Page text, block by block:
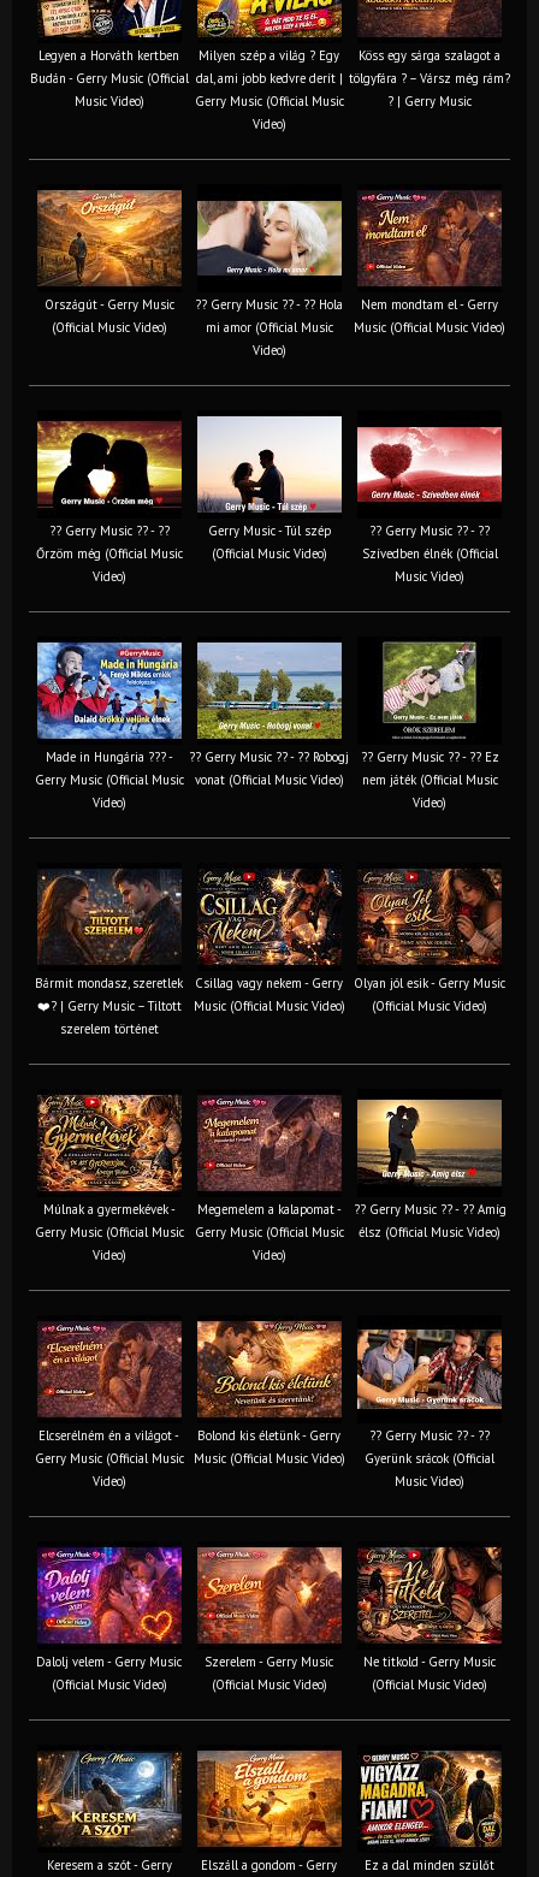
Legyen a Horváth kertben
Budán - Gerry Music (Official
Music Video)
Milyen szép a világ ? Egy
dal, ami jobb kedvre derít |
Gerry Music (Official Music
Video)
Köss egy sárga szalagot a
tölgyfára ?️ – Vársz még rám?
? | Gerry Music
Országút - Gerry Music
(Official Music Video)
?? Gerry Music ?? - ?? Hola
mi amor (Official Music
Video)
Nem mondtam el - Gerry
Music (Official Music Video)
?? Gerry Music ?? - ??
Őrzöm még (Official Music
Video)
Gerry Music - Túl szép
(Official Music Video)
?? Gerry Music ?? - ??
Szívedben élnék (Official
Music Video)
Made in Hungária ??? -
Gerry Music (Official Music
Video)
?? Gerry Music ?? - ?? Robogj
vonat (Official Music Video)
?? Gerry Music ?? - ?? Ez
nem játék (Official Music
Video)
Bármit mondasz, szeretlek
❤️‍? | Gerry Music – Tiltott
szerelem történet
Csillag vagy nekem - Gerry
Music (Official Music Video)
Olyan jól esik - Gerry Music
(Official Music Video)
Múlnak a gyermekévek -
Gerry Music (Official Music
Video)
Megemelem a kalapomat -
Gerry Music (Official Music
Video)
?? Gerry Music ?? - ?? Amíg
élsz (Official Music Video)
Elcserélném én a világot -
Gerry Music (Official Music
Video)
Bolond kis életünk - Gerry
Music (Official Music Video)
?? Gerry Music ?? - ??
Gyerünk srácok (Official
Music Video)
Dalolj velem - Gerry Music
(Official Music Video)
Szerelem - Gerry Music
(Official Music Video)
Ne titkold - Gerry Music
(Official Music Video)
Keresem a szót - Gerry
Elszáll a gondom - Gerry
Ez a dal minden szülőt